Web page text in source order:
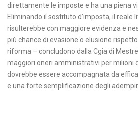
direttamente le imposte e ha una piena
Eliminando il sostituto d’imposta, il reale
risulterebbe con maggiore evidenza e
più chance di evasione o elusione
riforma – concludono dalla Cgia di
maggiori oneri amministrativi per milioni
dovrebbe essere accompagnata da
e una forte semplificazione degli